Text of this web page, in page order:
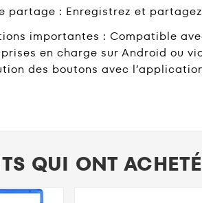
partage : Enregistrez et
importantes : Compatible
en charge sur Android ou
des boutons avec
QUI ONT